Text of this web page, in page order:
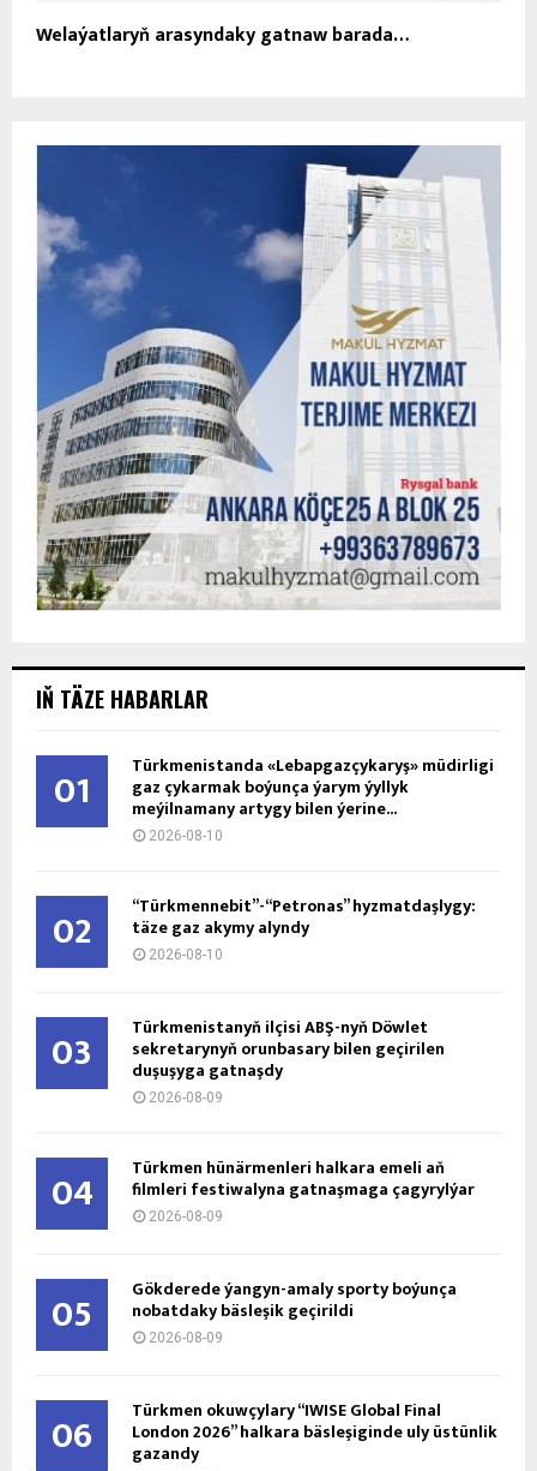
Welaýatlaryň arasyndaky gatnaw barada…
IŇ TÄZE HABARLAR
01 Türkmenistanda «Lebapgazçykaryş» müdirligi
gaz çykarmak boýunça ýarym ýyllyk
meýilnamany artygy bilen ýerine...
2026-08-10
02 “Türkmennebit”-“Petronas” hyzmatdaşlygy:
täze gaz akymy alyndy
2026-08-10
03 Türkmenistanyň ilçisi ABŞ-nyň Döwlet
sekretarynyň orunbasary bilen geçirilen
duşuşyga gatnaşdy
2026-08-09
04 Türkmen hünärmenleri halkara emeli aň
filmleri festiwalyna gatnaşmaga çagyrylýar
2026-08-09
05 Gökderede ýangyn-amaly sporty boýunça
nobatdaky bäsleşik geçirildi
2026-08-09
06 Türkmen okuwçylary “IWISE Global Final
London 2026” halkara bäsleşiginde uly üstünlik
gazandy